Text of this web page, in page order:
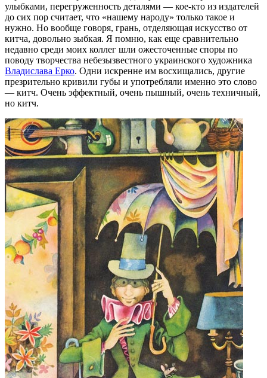
улыбками, перегруженность деталями — кое-кто из издателей
до сих пор считает, что «нашему народу» только такое и
нужно. Но вообще говоря, грань, отделяющая искусство от
китча, довольно зыбкая. Я помню, как еще сравнительно
недавно среди моих коллег шли ожесточенные споры по
поводу творчества небезызвестного украинского художника
Владислава Ерко. Одни искренне им восхищались, другие
презрительно кривили губы и употребляли именно это слово
— китч. Очень эффектный, очень пышный, очень техничный,
но китч.